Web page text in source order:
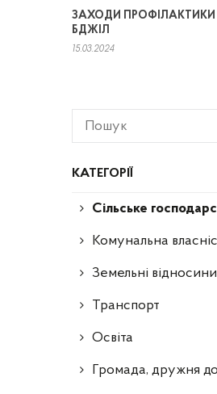
КАТЕГОРІЇ
Сільське
Комунальна
Земельні відносини
Транспорт
Освіта
Громада, дружня до
ЗАХОДИ ПРОФІЛАКТИКИ
БДЖІЛ
15.03.2024